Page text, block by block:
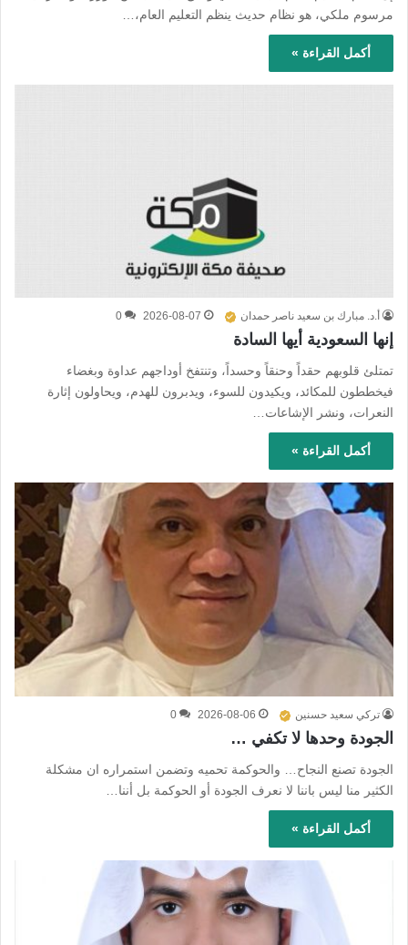
مرسوم ملكي، هو نظام حديث ينظم التعليم العام،…
أكمل القراءة »
أ.د. مبارك بن سعيد ناصر حمدان 2026-08-07
0
إنها السعودية أيها السادة
تمتلئ قلوبهم حقداً وحنقاً وحسداً، وتنتفخ أوداجهم عداوة وبغضاء
فيخططون للمكائد، ويكيدون للسوء، ويدبرون للهدم، ويحاولون إثارة
النعرات، ونشر الإشاعات…
أكمل القراءة »
تركي سعيد حسنين 2026-08-06
0
الجودة وحدها لا تكفي …
الجودة تصنع النجاح… والحوكمة تحميه وتضمن استمراره ان مشكلة
الكثير منا ليس باننا لا نعرف الجودة أو الحوكمة بل أننا…
أكمل القراءة »